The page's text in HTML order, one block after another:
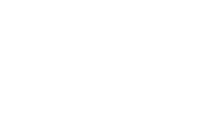
いて
バッジを付与しています
た安心・安全なユーザーです
します